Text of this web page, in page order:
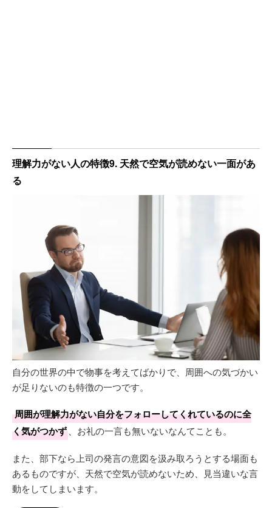
理解力がない人の特徴9. 天然で空気が読めない一面があ
る
自分の世界の中で物事を考えてばかりで、周囲への気づかい
が足りないのも特徴の一つです。
周囲が理解力がない自分をフォローしてくれているのに全
く気がつかず、お礼の一言も無いないなんてことも。
また、部下なら上司の発言の意図を汲み取ろうとする場面も
あるものですが、天然で空気が読めないため、見当違いな言
動をしてしまいます。